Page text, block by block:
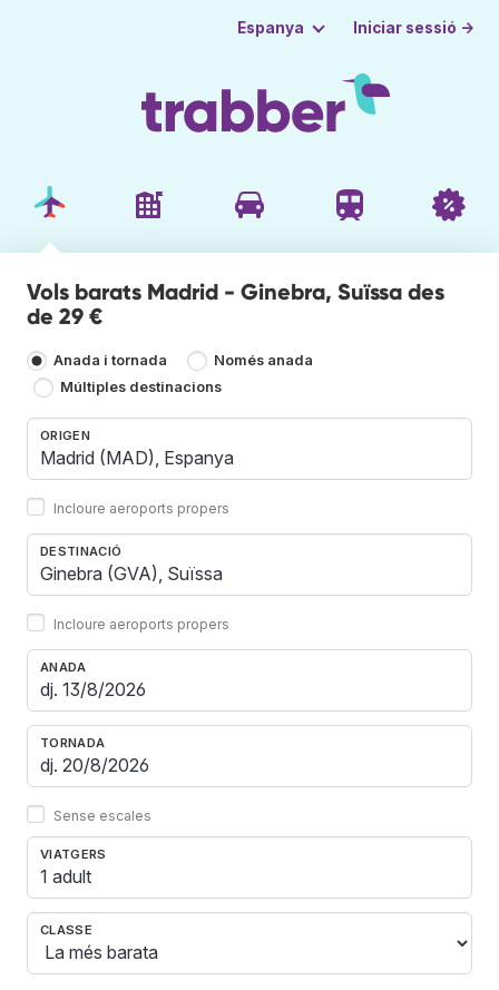
Espanya Iniciar sessió →
Vols barats Madrid - Ginebra, Suïssa des
de 29 €
Anada i tornada
Només anada
Múltiples destinacions
ORIGEN
Incloure aeroports propers
DESTINACIÓ
Incloure aeroports propers
ANADA
TORNADA
Sense escales
VIATGERS
1 adult
CLASSE